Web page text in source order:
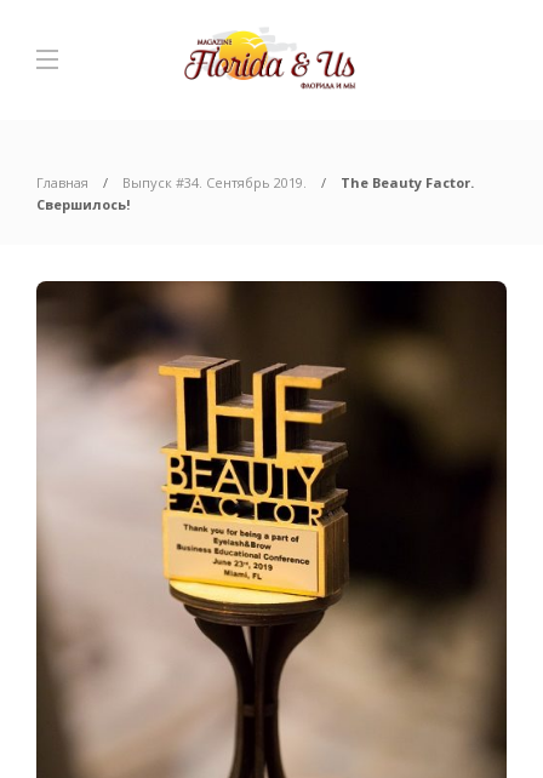
Главная Выпуск #34. Сентябрь 2019.
The Beauty Factor.
Свершилось!